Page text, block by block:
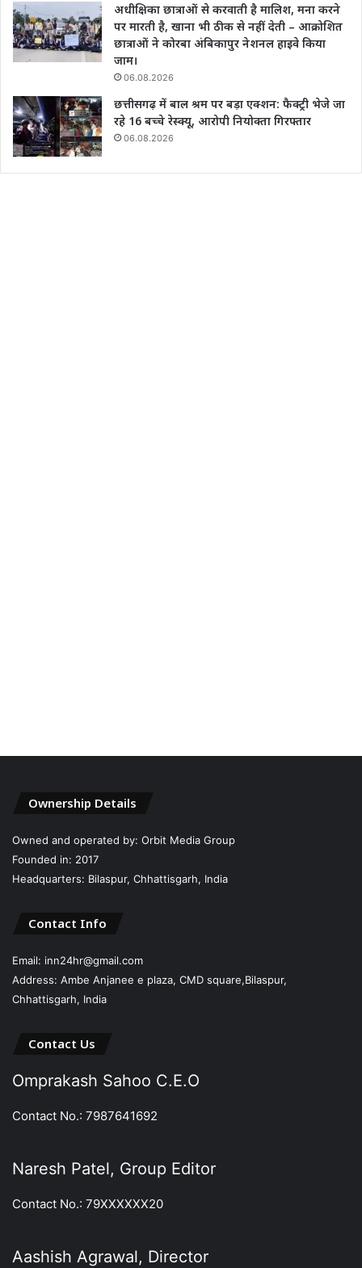
अधीक्षिका छात्राओं से करवाती है मालिश, मना करने
पर मारती है, खाना भी ठीक से नहीं देती – आक्रोशित
छात्राओं ने कोरबा अंबिकापुर नेशनल हाइवे किया
जाम।
06.08.2026
छत्तीसगढ़ में बाल श्रम पर बड़ा एक्शन: फैक्ट्री भेजे जा
रहे 16 बच्चे रेस्क्यू, आरोपी नियोक्ता गिरफ्तार
06.08.2026
Ownership Details
Owned and operated by: Orbit Media Group
Founded in: 2017
Headquarters: Bilaspur, Chhattisgarh, India
Contact Info
Email: inn24hr@gmail.com
Address: Ambe Anjanee e plaza, CMD square,Bilaspur,
Chhattisgarh, India
Contact Us
Omprakash Sahoo C.E.O
Contact No.: 7987641692
Naresh Patel, Group Editor
Contact No.: 79XXXXXX20
Aashish Agrawal, Director